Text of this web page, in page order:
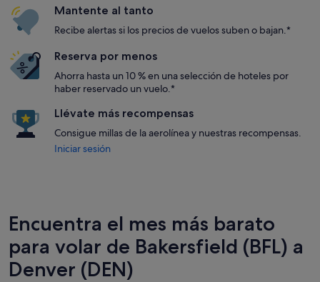
Mantente al tanto
Recibe alertas si los precios de vuelos suben o bajan.*
Reserva por menos
Ahorra hasta un 10 % en una selección de hoteles por
haber reservado un vuelo.*
Llévate más recompensas
Consigue millas de la aerolínea y nuestras recompensas.
Iniciar sesión
Encuentra el mes más barato
para volar de Bakersfield (BFL) a
Denver (DEN)